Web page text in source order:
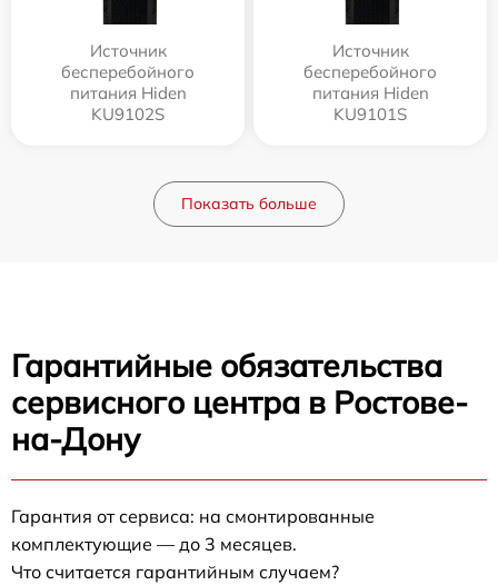
Источник
бесперебойного
питания Hiden
KU9102S
Источник
бесперебойного
питания Hiden
KU9101S
Показать больше
Гарантийные обязательства
сервисного центра в Ростове-
на-Дону
Гарантия от сервиса: на смонтированные
комплектующие — до 3 месяцев.
Что считается гарантийным случаем?